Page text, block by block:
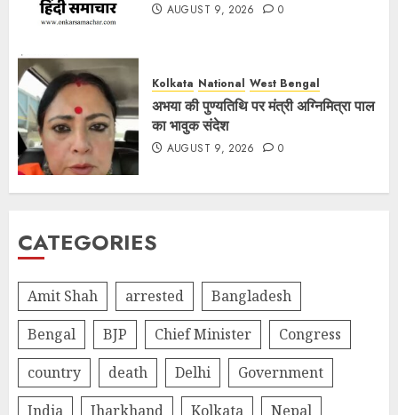
AUGUST 9, 2026 0
Kolkata National West Bengal
अभया की पुण्यतिथि पर मंत्री अग्निमित्रा पाल
का भावुक संदेश
AUGUST 9, 2026 0
CATEGORIES
Amit Shah arrested
Bangladesh
Bengal
BJP Chief Minister
Congress
country
death Delhi
Government
India
Jharkhand Kolkata
Nepal